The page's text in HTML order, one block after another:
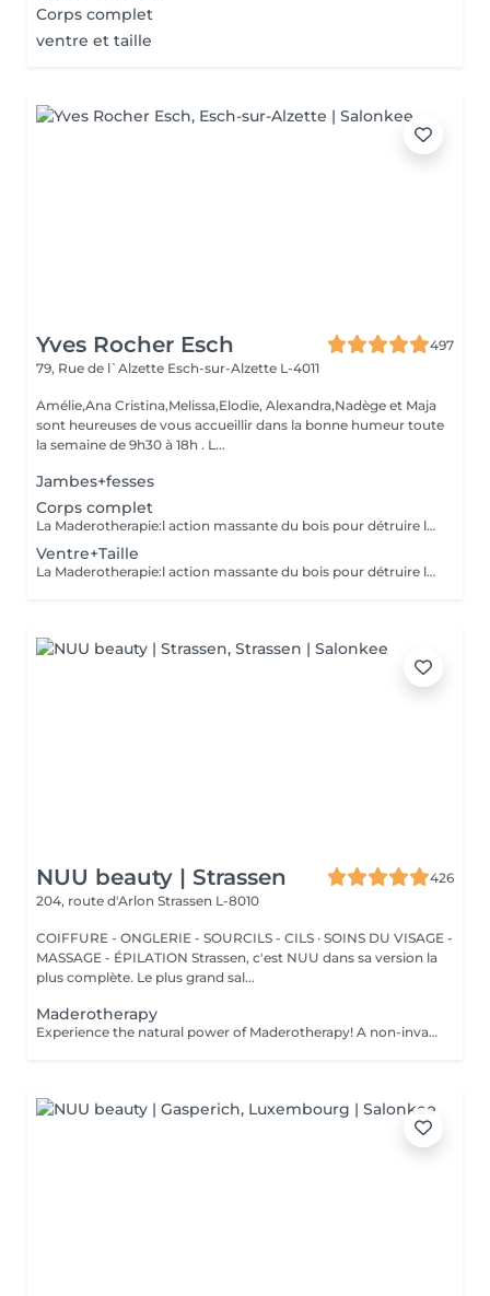
Corps complet
ventre et taille
Yves Rocher Esch
497
79, Rue de l`Alzette Esch-sur-Alzette L-4011
Amélie,Ana Cristina,Melissa,Elodie, Alexandra,Nadège et Maja
sont heureuses de vous accueillir dans la bonne humeur toute
la semaine de 9h30 à 18h . L...
Jambes+fesses
Corps complet
La Maderotherapie:l action massante du bois pour détruire la cellulite. *Active la circulation sanguine et lymphatique *Réduit les tensions musculaires. *Raffermie et tonifie la peau.
Ventre+Taille
La Maderotherapie:l action massante du bois pour détruire la cellulite. *Active la circulation sanguine et lymphatique *Réduit les tensions musculaires. *Raffermie et tonifie la peau.
NUU beauty | Strassen
426
204, route d'Arlon Strassen L-8010
COIFFURE - ONGLERIE - SOURCILS - CILS · SOINS DU VISAGE -
MASSAGE - ÉPILATION Strassen, c'est NUU dans sa version la
plus complète. Le plus grand sal...
Maderotherapy
Experience the natural power of Maderotherapy! A non-invasive massage technique using wooden tools. It improves circulation and lymphatic drainage, reduces cellulite, helps contour the body, and eliminates excess fluid. Types: - Brazilian: focuses on legs and glutes, helps shape the silhouette; - Abdomen: reduces volume and firms the skin; - Full body: promotes relaxation and overall recovery. Age restrictions: recommended to do from 16 years old. Post-procedure recommendations: do not do sports and any sharp movement for 2-3 hours after the procedure. Frequency: 2-3 times per week, 8-10 sessions. Repeat once in 3-6 months. Contraindications: pregnancy, inflammation, acne, varicose veins in the acute stage.